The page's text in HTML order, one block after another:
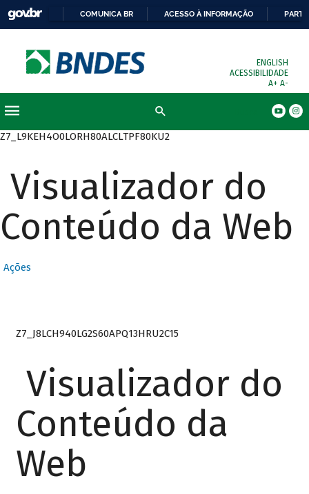
COMUNICA BR ACESSO À INFORMAÇÃO
ENGLISH
ACESSIBILIDADE
A+ A-
Z7_L9KEH4O0LORH80ALCLTPF80KU2
Visualizador do
Conteúdo da Web
Ações
Z7_J8LCH940LG2S60APQ13HRU2C15
Visualizador do
Conteúdo da
Web